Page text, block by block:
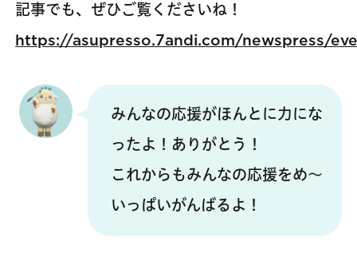
記事でも、ぜひご覧くださいね！
https://asupresso.7andi.com/newspress/
みんなの応援がほんとに力にな
ったよ！ありがとう！
これからもみんなの応援をめ～
いっぱいがんばるよ！